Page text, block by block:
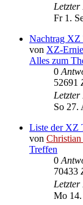
Fr 1.
Nachtrag XZ
von XZ-Ernie
Alles zum
0
52691
So 27.
Liste der XZ
von
Treffen
0
70433
Mo